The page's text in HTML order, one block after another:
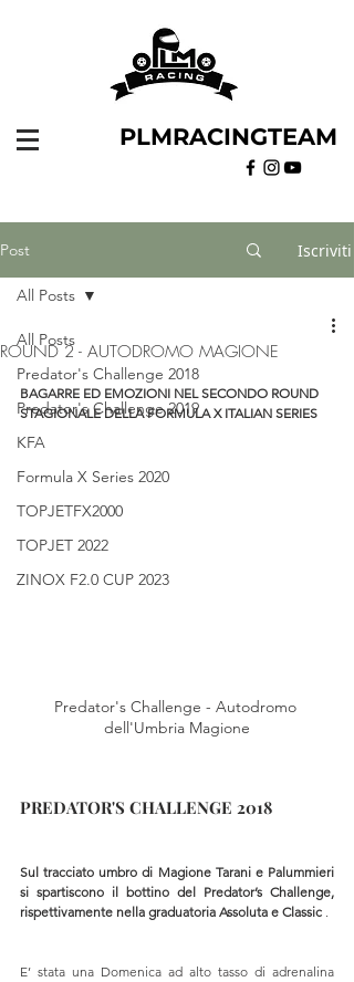
PLMRACINGTEAM
Post Iscriviti
All Posts
Predator's Challenge 2018
Predator's Challenge 2019
KFA
Formula X Series 2020
TOPJETFX2000
TOPJET 2022
ZINOX F2.0 CUP 2023
All Posts
ROUND 2 - AUTODROMO MAGIONE
BAGARRE ED EMOZIONI NEL SECONDO ROUND
STAGIONALE DELLA FORMULA X ITALIAN SERIES﻿
Predator's Challenge - Autodromo
dell'Umbria Magione
﻿PREDATOR'S CHALLENGE 2018
Sul tracciato umbro di Magione Tarani e Palummieri
si spartiscono il bottino del Predator’s Challenge,
rispettivamente nella graduatoria Assoluta e Classic﻿ .
E’ stata una Domenica ad alto tasso di adrenalina